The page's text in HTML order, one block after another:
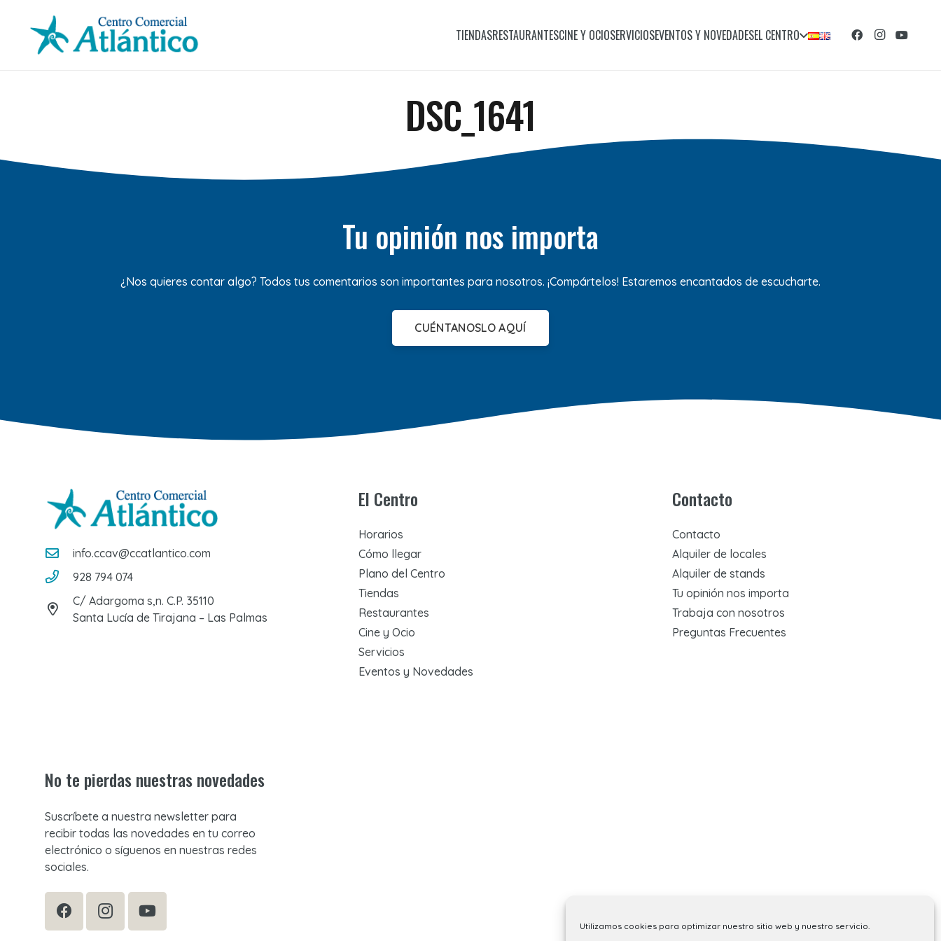
Utilizamos cookies para optimizar nuestro sitio web y nuestro servicio.
TIENDASRESTAURANTESCINE Y OCIOSERVICIOSEVENTOS Y NOVEDADESEL CENTRO
DSC_1641
Tu opinión nos importa
¿Nos quieres contar algo? Todos tus comentarios son importantes para nosotros. ¡Compártelos! Estaremos encantados de escucharte.
CUÉNTANOSLO AQUÍ
info.ccav@ccatlantico.com
928 794 074
C/ Adargoma s,n. C.P. 35110
Santa Lucía de Tirajana – Las Palmas
El Centro
Horarios
Cómo llegar
Plano del Centro
Tiendas
Restaurantes
Cine y Ocio
Servicios
Eventos y Novedades
Contacto
Contacto
Alquiler de locales
Alquiler de stands
Tu opinión nos importa
Trabaja con nosotros
Preguntas Frecuentes
No te pierdas nuestras novedades
Suscríbete a nuestra newsletter para
recibir todas las novedades en tu correo
electrónico o síguenos en nuestras redes
sociales.